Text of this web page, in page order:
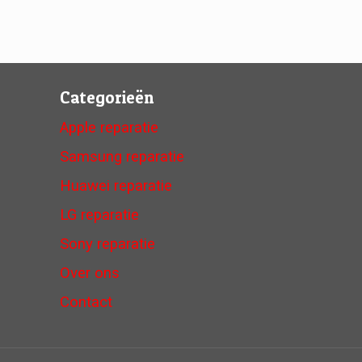
Categorieën
Apple reparatie
Samsung reparatie
Huawei reparatie
LG reparatie
Sony reparatie
Over ons
Contact